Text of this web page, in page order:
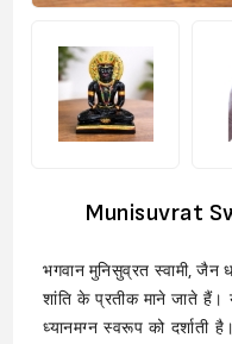
Munisuvrat
भगवान मुनिसुव्रत स्वामी, जैन
शांति के प्रतीक माने जाते
ध्यानमग्न स्वरूप को